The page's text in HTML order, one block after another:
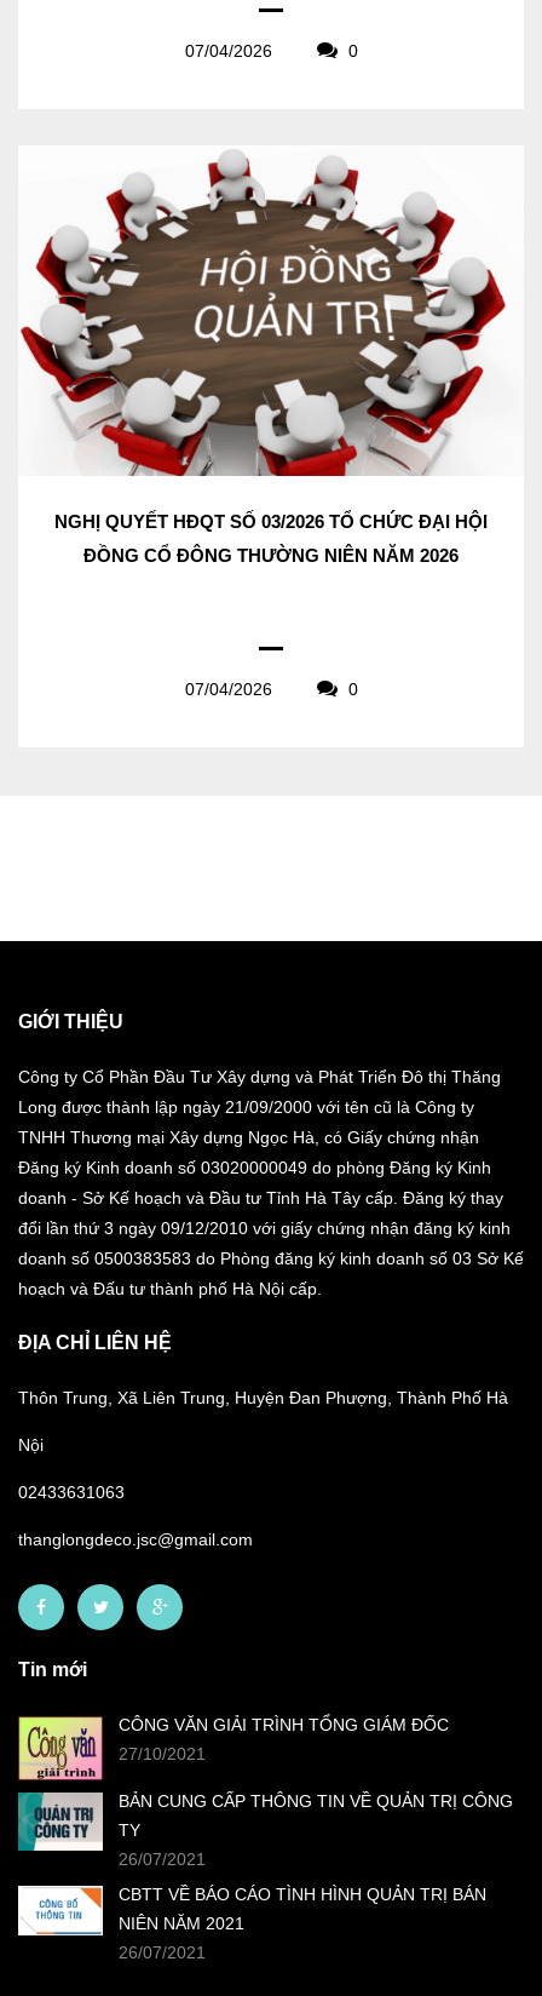
07/04/2026 0
NGHỊ QUYẾT HĐQT SỐ 03/2026 TỔ CHỨC ĐẠI HỘI
ĐỒNG CỔ ĐÔNG THƯỜNG NIÊN NĂM 2026
07/04/2026 0
GIỚI THIỆU
Công ty Cổ Phần Đầu Tư Xây dựng và Phát Triển Đô thị Thăng
Long được thành lập ngày 21/09/2000 với tên cũ là Công ty
TNHH Thương mại Xây dựng Ngọc Hà, có Giấy chứng nhận
Đăng ký Kinh doanh số 03020000049 do phòng Đăng ký Kinh
doanh - Sở Kế hoạch và Đầu tư Tỉnh Hà Tây cấp. Đăng ký thay
đổi lần thứ 3 ngày 09/12/2010 với giấy chứng nhận đăng ký kinh
doanh số 0500383583 do Phòng đăng ký kinh doanh số 03 Sở Kế
hoạch và Đấu tư thành phố Hà Nội cấp.
ĐỊA CHỈ LIÊN HỆ
Thôn Trung, Xã Liên Trung, Huyện Đan Phượng, Thành Phố Hà
Nội
02433631063
thanglongdeco.jsc@gmail.com
Tin mới
CÔNG VĂN GIẢI TRÌNH TỔNG GIÁM ĐỐC
27/10/2021
BẢN CUNG CẤP THÔNG TIN VỀ QUẢN TRỊ CÔNG
TY
26/07/2021
CBTT VỀ BÁO CÁO TÌNH HÌNH QUẢN TRỊ BÁN
NIÊN NĂM 2021
26/07/2021